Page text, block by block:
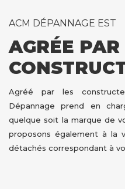
ACM DÉPANNAGE EST
AGRÉE PAR
Agréé par les
Dépannage prend en
quelque soit la marque de
proposons également à la
détachés correspondant à